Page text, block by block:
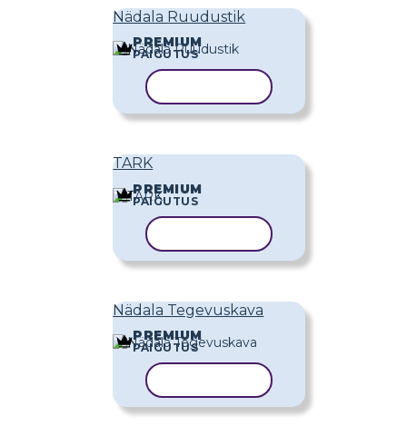
Nädala Ruudustik
PREMIUM
PAIGUTUS
TARK
PREMIUM
PAIGUTUS
Nädala Tegevuskava
PREMIUM
PAIGUTUS